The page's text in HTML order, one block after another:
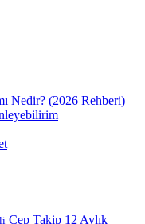
Nedir? (2026 Rehberi)
Cep Takip 12 Aylık